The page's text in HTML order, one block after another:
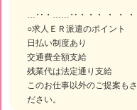
…‥・……‥・・・ ・ ・
○求人ＥＲ派遣のポイント
日払い制度あり
交通費全額支給
残業代は法定通り支給
このお仕事以外のご提案も
ださい。